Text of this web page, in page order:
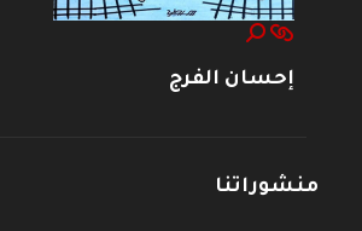
إحسان الفرج
منشوراتنا